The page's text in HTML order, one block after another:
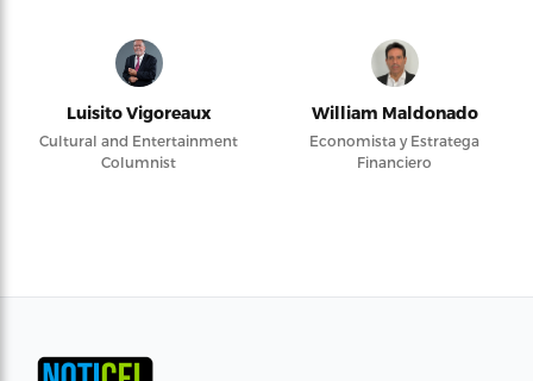
Luisito Vigoreaux
Cultural and Entertainment
Columnist
William Maldonado
Economista y Estratega
Financiero